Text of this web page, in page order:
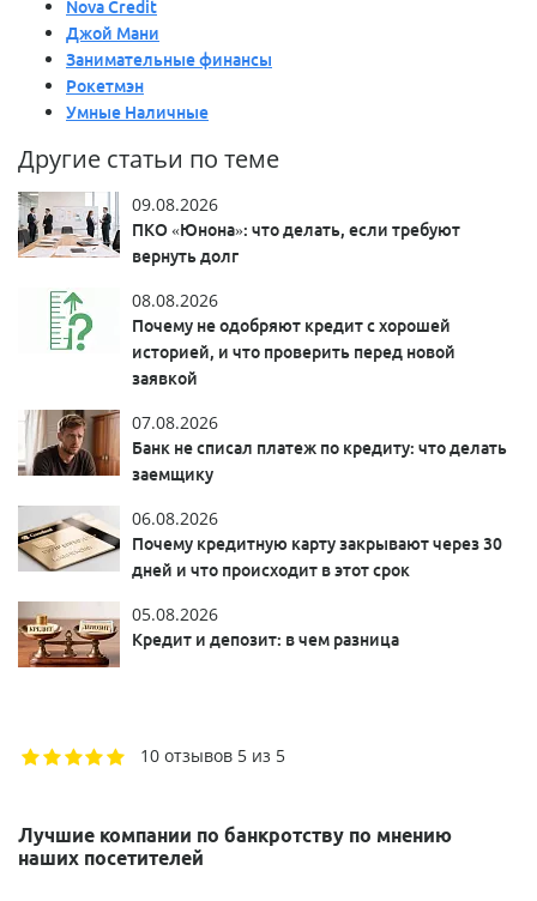
Nova Credit
Джой Мани
Занимательные финансы
Рокетмэн
Умные Наличные
Другие статьи по теме
09.08.2026
ПКО «Юнона»: что делать, если требуют
вернуть долг
08.08.2026
Почему не одобряют кредит с хорошей
историей, и что проверить перед новой
заявкой
07.08.2026
Банк не списал платеж по кредиту: что делать
заемщику
06.08.2026
Почему кредитную карту закрывают через 30
дней и что происходит в этот срок
05.08.2026
Кредит и депозит: в чем разница
10 отзывов 5 из 5
Лучшие компании по банкротству по мнению
наших посетителей